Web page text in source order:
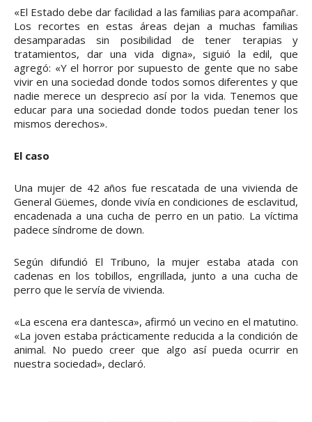
«El Estado debe dar facilidad a las familias para acompañar.
Los recortes en estas áreas dejan a muchas familias
desamparadas sin posibilidad de tener terapias y
tratamientos, dar una vida digna», siguió la edil, que
agregó: «Y el horror por supuesto de gente que no sabe
vivir en una sociedad donde todos somos diferentes y que
nadie merece un desprecio así por la vida. Tenemos que
educar para una sociedad donde todos puedan tener los
mismos derechos».
El caso
Una mujer de 42 años fue rescatada de una vivienda de
General Güemes, donde vivía en condiciones de esclavitud,
encadenada a una cucha de perro en un patio. La víctima
padece síndrome de down.
Según difundió El Tribuno, la mujer estaba atada con
cadenas en los tobillos, engrillada, junto a una cucha de
perro que le servía de vivienda.
«La escena era dantesca», afirmó un vecino en el matutino.
«La joven estaba prácticamente reducida a la condición de
animal. No puedo creer que algo así pueda ocurrir en
nuestra sociedad», declaró.